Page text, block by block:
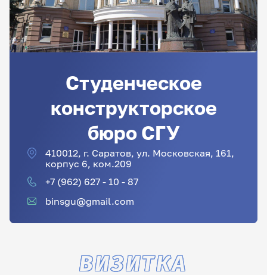
Студенческое
конструкторское
бюро СГУ
410012, г. Саратов, ул. Московская, 161,
корпус 6, ком.209
+7 (962) 627 - 10 - 87
binsgu@gmail.com
ВИЗИТКА